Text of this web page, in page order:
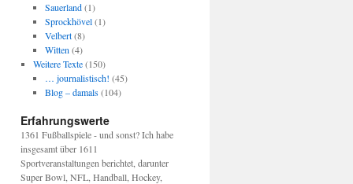
Sauerland(1)
Sprockhövel(1)
Velbert(8)
Witten (4)
Weitere Texte(150)
… journalistisch! (45)
Blog – damals(104)
Erfahrungswerte
1361 Fußballspiele - und sonst? Ich habe
insgesamt über 1611
Sportveranstaltungen berichtet, darunter
Super Bowl, NFL, Handball, Hockey,